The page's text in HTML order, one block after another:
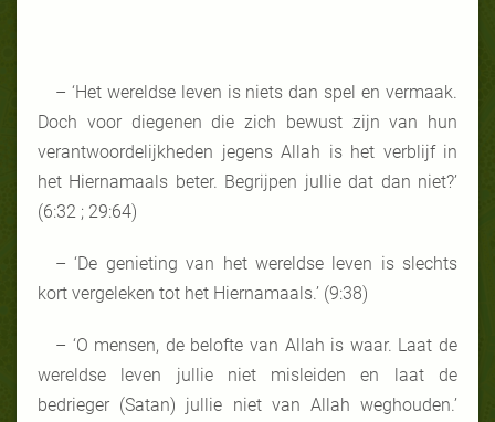
– ‘Het wereldse leven is niets dan spel en vermaak.
Doch voor diegenen die zich bewust zijn van hun
verantwoordelijkheden jegens Allah is het verblijf in
het Hiernamaals beter. Begrijpen jullie dat dan niet?’
(6:32 ; 29:64)
– ‘De genieting van het wereldse leven is slechts
kort vergeleken tot het Hiernamaals.’ (9:38)
– ‘O mensen, de belofte van Allah is waar. Laat de
wereldse leven jullie niet misleiden en laat de
bedrieger (Satan) jullie niet van Allah weghouden.’